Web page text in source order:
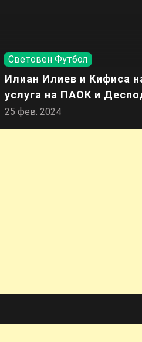
Световен Футбол
Илиан Илиев и Кифиса
услуга на ПАОК и
25 фев. 2024